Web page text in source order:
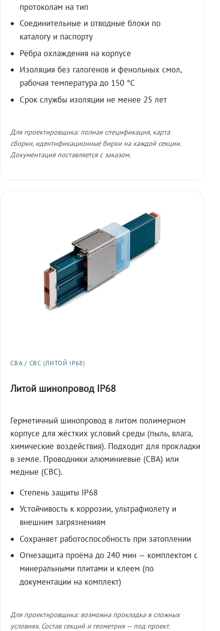
протоколам на тип
Соединительные и отводные блоки по
каталогу и паспорту
Рёбра охлаждения на корпусе
Изоляция без галогенов и фенольных смол,
рабочая температура до 150 °C
Срок службы изоляции не менее 25 лет
Для проектировщика: полная спецификация, карта
сборки, идентификационные бирки на каждой секции.
Документация поставляется с заказом.
СВА / СВС (ЛИТОЙ IP68)
Литой шинопровод IP68
Герметичный шинопровод в литом полимерном
корпусе для жёстких условий среды (пыль, влага,
химические воздействия). Подходит для прокладки
в земле. Проводники алюминиевые (СВА) или
медные (СВС).
Степень защиты IP68
Устойчивость к коррозии, ультрафиолету и
внешним загрязнениям
Сохраняет работоспособность при затоплении
Огнезащита проёма до 240 мин — комплектом с
минеральными плитами и клеем (по
документации на комплект)
Для проектировщика: возможна прокладка в сложных
условиях. Состав секций и геометрия — под проект.